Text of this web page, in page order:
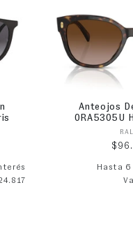
Anteojos
0RA5305U
Hasta